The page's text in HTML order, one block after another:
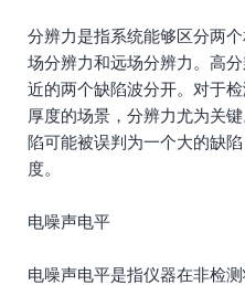
分辨力是指系统能够区分两
场分辨力和远场分辨力。高
近的两个缺陷波分开。对于
厚度的场景，分辨力尤为关
陷可能被误判为一个大的缺
度。
电噪声电平
电噪声电平是指仪器在非检